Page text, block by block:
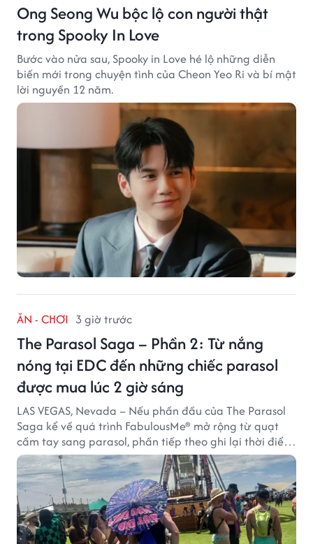
Ong Seong Wu bộc lộ con người thật
trong Spooky In Love
Bước vào nửa sau, Spooky in Love hé lộ những diễn
biến mới trong chuyện tình của Cheon Yeo Ri và bí mật
lời nguyền 12 năm.
ĂN - CHƠI 3 giờ trước
The Parasol Saga – Phần 2: Từ nắng
nóng tại EDC đến những chiếc parasol
được mua lúc 2 giờ sáng
LAS VEGAS, Nevada – Nếu phần đầu của The Parasol
Saga kể về quá trình FabulousMe® mở rộng từ quạt
cầm tay sang parasol, phần tiếp theo ghi lại thời điểm
sản phẩm được thị trường đón nhận và dần vượt khỏi
công năng che nắng thông thường.